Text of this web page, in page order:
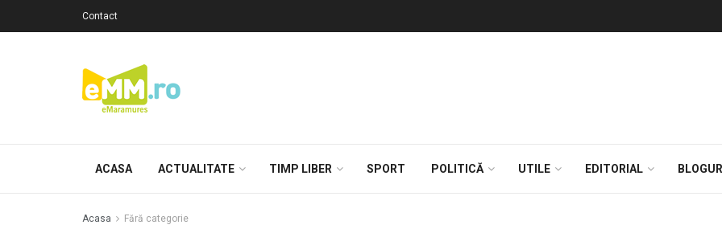
Contact
ACASA ACTUALITATE TIMP LIBER SPORT POLITICĂ UTILE EDITORIAL
Acasa Fără categorie